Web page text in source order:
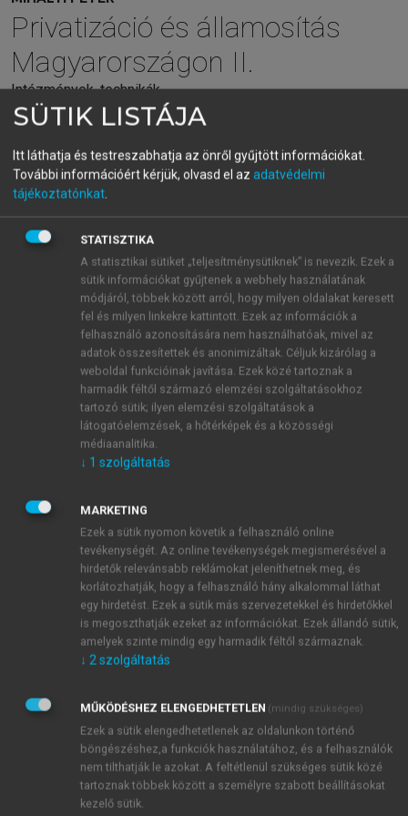
Privatizáció és államosítás
Magyarországon II.
Intézmények, technikák
menu_book OLVASÁS
6.5.15. Teljesen átrendeződnek a
nyugat-európai piacok
Az európai energiaszektor – mind a villamosenergia,
mind a gázpiac – a hazai privatizációs folyamat
lefékezésétől (1998) kezdve egészen 2007-ig
rendkívül dinamikusan fejlődött. Különösen igaz volt
ez a villamosenergia-iparra. Nőtt a kereslet és
emelkedtek az árak, a bankok boldogok voltak, ha
hosszú távú energia-projekteket finanszírozhattak.
Ez nyilvánvalóan jó elvi lehetőséget adott volna a
privatizáció befejezéséhez. A belpolitikai
azonban ezt nem tette lehetővé.
A 2007 közepén kirobban nemzetközi pénzügyi
válság, az ezt követő általános recesszió, illetve a
fukusimai erőműbaleset (2011) nyomán a trendek
megtörtek. Csak egyetlen adat: a német piacon a
zsinóráram átlagára 2008-ban 65 €/Mwh volt, ez
2016-ra 29 euróra csökkent. 2010 után voltak olyan
időszakok, amikor a villamosenergia-túlkínálat miatt
kapott pénzt, hogy átveszi a német rendszerben
keletkezett, fölös villanyáramot. Ebben az új
helyzetben a Magyarországon is jelentős tulajdonosi
pozícióval rendelkező nyugat-európai cégek –
tetszik, nem tetszik – rákényszerültek a
SÜTIK LISTÁJA
Itt láthatja és testreszabhatja az önről gyűjtött információkat.
További információért kérjük, olvasd el az adatvédelmi
tájékoztatónkat.
STATISZTIKA
A statisztikai sütiket „teljesítménysütiknek” is nevezik. Ezek a
sütik információkat gyűjtenek a webhely használatának
módjáról, többek között arról, hogy milyen oldalakat keresett
fel és milyen linkekre kattintott. Ezek az információk a
felhasználó azonosítására nem használhatóak, mivel az
adatok összesítettek és anonimizáltak. Céljuk kizárólag a
weboldal funkcióinak javítása. Ezek közé tartoznak a
harmadik féltől származó elemzési szolgáltatásokhoz
tartozó sütik; ilyen elemzési szolgáltatások a
látogatóelemzések, a hőtérképek és a közösségi
médiaanalitika.
↓ 1 szolgáltatás
MARKETING
Ezek a sütik nyomon követik a felhasználó online
tevékenységét. Az online tevékenységek megismerésével a
hirdetők relevánsabb reklámokat jeleníthetnek meg, és
korlátozhatják, hogy a felhasználó hány alkalommal láthat
egy hirdetést. Ezek a sütik más szervezetekkel és hirdetőkkel
is megoszthatják ezeket az információkat. Ezek állandó sütik,
amelyek szinte mindig egy harmadik féltől származnak.
↓ 2szolgáltatás
MŰKÖDÉSHEZ ELENGEDHETETLEN (mindig szükséges)
Ezek a sütik elengedhetetlenek az oldalunkon történő
böngészéshez,a funkciók használatához, és a felhasználók
nem tilthatják le azokat. A feltétlenül szükséges sütik közé
tartoznak többek között a személyre szabott beállításokat
kezelő sütik.